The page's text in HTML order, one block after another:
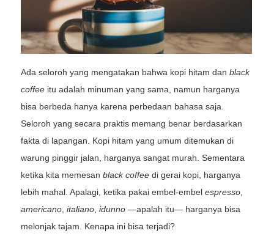
Ada seloroh yang mengatakan bahwa kopi hitam dan black
coffee itu adalah minuman yang sama, namun harganya
bisa berbeda hanya karena perbedaan bahasa saja.
Seloroh yang secara praktis memang benar berdasarkan
fakta di lapangan. Kopi hitam yang umum ditemukan di
warung pinggir jalan, harganya sangat murah. Sementara
ketika kita memesan black coffee di gerai kopi, harganya
lebih mahal. Apalagi, ketika pakai embel-embel espresso,
americano, italiano, idunno —apalah itu— harganya bisa
melonjak tajam. Kenapa ini bisa terjadi?